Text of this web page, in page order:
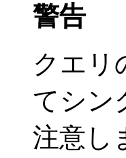
警告
クエリ
てシン
注意し